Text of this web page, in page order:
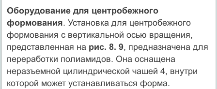
Оборудование для центробежного
формования. Установка для центробежного
формования с вертикальной осью вращения,
представленная на рис. 8. 9, предназначена для
переработки полиамидов. Она оснащена
неразъемной цилиндрической чашей 4, внутри
которой может устанавливаться форма.